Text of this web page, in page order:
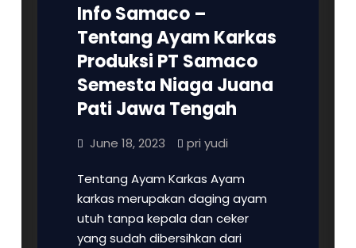
Purwodadi,
Semarang,
Demak,
Solo, dan sekitarnya
Info Samaco –
Tentang Ayam Karkas
Produksi PT Samaco
Semesta Niaga Juana
Pati Jawa Tengah
June 18, 2023 pri yudi
Tentang Ayam Karkas Ayam
karkas merupakan daging ayam
utuh tanpa kepala dan ceker
yang sudah dibersihkan dari